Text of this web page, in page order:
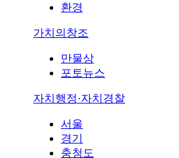
환경
가치의창조
만물상
포토뉴스
자치행정·자치경찰
서울
경기
충청도